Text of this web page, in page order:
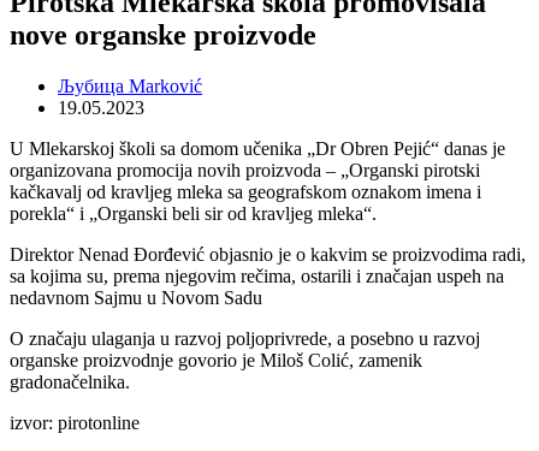
nove organske proizvode
Љубица Marković
19.05.2023
U Mlekarskoj školi sa domom učenika „Dr Obren Pejić“ danas je
organizovana promocija novih proizvoda – „Organski pirotski
kačkavalj od kravljeg mleka sa geografskom oznakom imena i
porekla“ i „Organski beli sir od kravljeg mleka“.
Direktor Nenad Đorđević objasnio je o kakvim se proizvodima radi,
sa kojima su, prema njegovim rečima, ostarili i značajan uspeh na
nedavnom Sajmu u Novom Sadu
O značaju ulaganja u razvoj poljoprivrede, a posebno u razvoj
organske proizvodnje govorio je Miloš Colić, zamenik
gradonačelnika.
izvor: pirotonline